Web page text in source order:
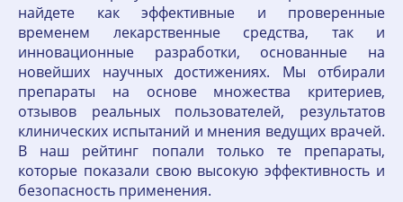
найдете как эффективные и проверенные
временем лекарственные средства, так и
инновационные разработки, основанные на
новейших научных достижениях. Мы отбирали
препараты на основе множества критериев,
отзывов реальных пользователей, результатов
клинических испытаний и мнения ведущих врачей.
В наш рейтинг попали только те препараты,
которые показали свою высокую эффективность и
безопасность применения.